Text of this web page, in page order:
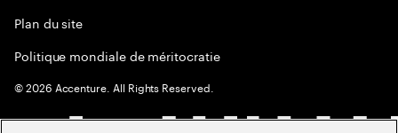
Plan du site
Politique mondiale de méritocratie
©2026 Accenture. All Rights Reserved.